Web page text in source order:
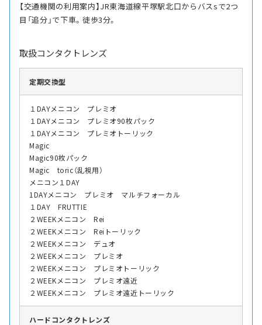
【交通機関の利用案内】JR東海道線平塚駅北口からバスsで2つ
目「追分」で下車。徒歩3分。
取扱コンタクトレンズ
定期交換型
１DAYメニコン プレミオ
１DAYメニコン プレミオ90枚パック
１DAYメニコン プレミオトーリック
Magic
Magic90枚パック
Magic toric（乱視用）
メニコン１DAY
1DAYメニコン プレミオ マルチフォーカル
１DAY FRUTTIE
２WEEKメニコン Rei
２WEEKメニコン Reiトーリック
２WEEKメニコン デュオ
２WEEKメニコン プレミオ
２WEEKメニコン プレミオトーリック
２WEEKメニコン プレミオ遠近
２WEEKメニコン プレミオ遠近トーリック
ハード コンタクトレンズ